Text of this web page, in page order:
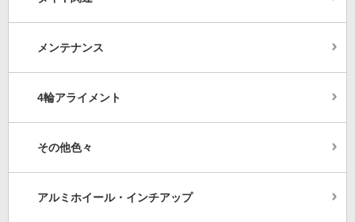
メンテナンス
4輪アライメント
その他色々
アルミホイール・インチアップ